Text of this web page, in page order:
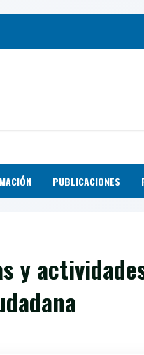
PUBLICACIONES
y